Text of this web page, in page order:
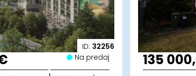
ID: 32256
Na predaj 135